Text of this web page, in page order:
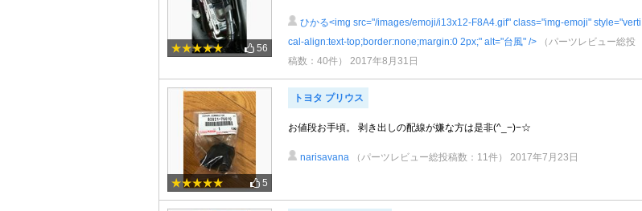
56
ひかる<img src="/images/emoji/i13x12-F8A4.gif" class="img-emoji" style="verti
cal-align:text-top;border:none;margin:0 2px;" alt="台風" />
（パーツレビュー総投
稿数：40件）
2017年8月31日
5
トヨタ プリウス
お値段お手頃。 剥き出しの配線が嫌な方は是非(^_−)−☆
narisavana （パーツレビュー総投稿数：11件） 2017年7月23日